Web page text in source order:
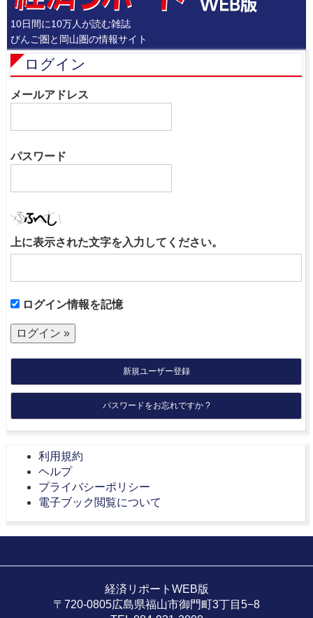
10日間に10万人が読む雑誌
びんご圏と岡山圏の情報サイト
ログイン
メールアドレス
パスワード
上に表示された文字を入力してください。
ログイン情報を記憶
新規ユーザー登録
パスワードをお忘れですか ?
利用規約
ヘルプ
プライバシーポリシー
電子ブック閲覧について
経済リポートWEB版
〒720-0805広島県福山市御門町3丁目5−8